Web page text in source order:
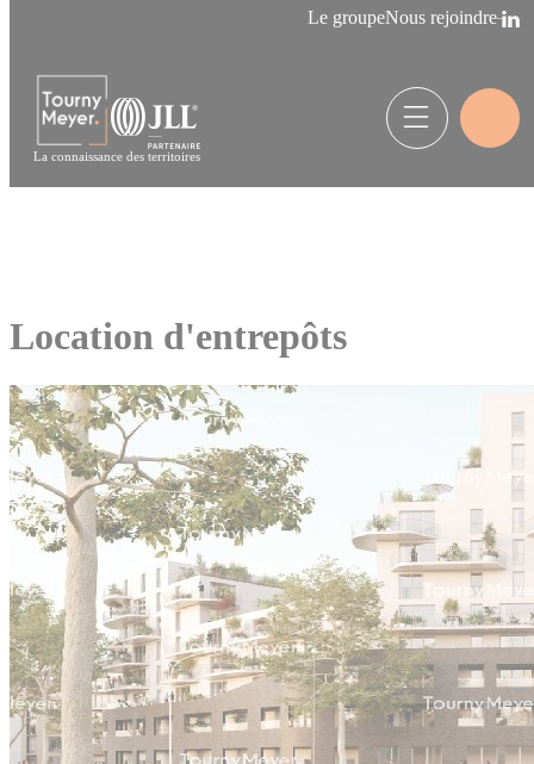
Le groupeNous rejoindre
La connaissance des territoires
Location d'entrepôts